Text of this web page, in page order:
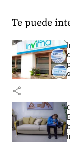
Te puede
share